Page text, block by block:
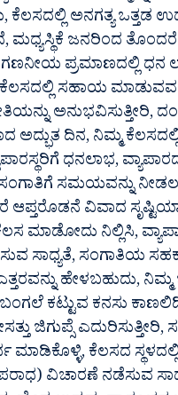
ಅನಗತ್ಯ ಒತ್ತಡ
ಮಧ್ಯಸ್ಥಿಕೆ ಜನರಿಂದ ತೊಂದರೆ
ಗಣನೀಯ ಪ್ರಮಾಣದಲ್ಲಿ ಧನ
ಸಹಾಯ
ಅನುಭವಿಸುತ್ತೀರಿ,
ಅದ್ಭುತ ದಿನ, ನಿಮ್ಮ
ಧನಲಾಭ,
ಸಮಯವನ್ನು
ವಿವಾದ
ಮಾಡೋದು ನಿಲ್ಲಿಸಿ,
ಸಾಧ್ಯತೆ, ಸಂಗಾತಿಯ
ಹೇಳಬಹುದು,
ಕಟ್ಟುವ ಕನಸು
ಜಿಗುಪ್ಸೆ
ಮಾಡಿಕೊಳ್ಳಿ, ಕೆಲಸದ
ವಿಚಾರಣೆ ನಡೆಸುವ